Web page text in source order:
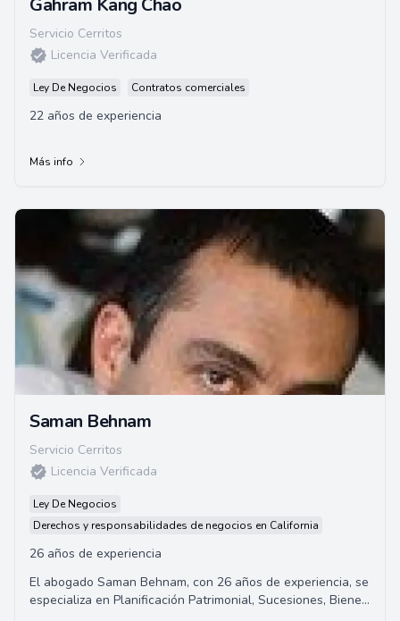
Gahram Kang Chao
Servicio Cerritos
Licencia Verificada
Ley De Negocios Contratos comerciales
22 años de experiencia
Más info
Saman Behnam
Servicio Cerritos
Licencia Verificada
Ley De Negocios
Derechos y responsabilidades de negocios en California
26 años de experiencia
El abogado Saman Behnam, con 26 años de experiencia, se
especializa en Planificación Patrimonial, Sucesiones, Bienes